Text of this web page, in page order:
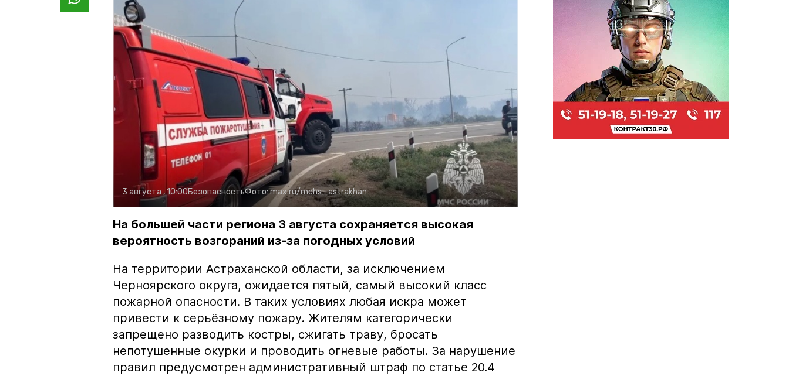
3 августа , 10:00БезопасностьФото:max.ru/mchs_astrakhan
На большей части региона 3 августа сохраняется высокая
вероятность возгораний из-за погодных условий
На территории Астраханской области, за исключением
Черноярского округа, ожидается пятый, самый высокий класс
пожарной опасности. В таких условиях любая искра может
привести к серьёзному пожару. Жителям категорически
запрещено разводить костры, сжигать траву, бросать
непотушенные окурки и проводить огневые работы. За нарушение
правил предусмотрен административный штраф по статье 20.4